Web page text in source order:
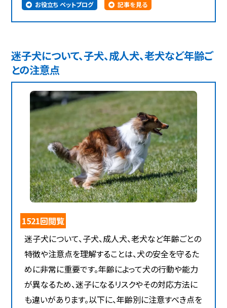
お役立ち ペットブログ 記事を見る
迷子犬について、子犬、成人犬、老犬など年齢ご
との注意点
1521回閲覧
迷子犬について、子犬、成人犬、老犬など年齢ごとの
特徴や注意点を理解することは、犬の安全を守るた
めに非常に重要です。年齢によって犬の行動や能力
が異なるため、迷子になるリスクやその対応方法に
も違いがあります。以下に、年齢別に注意すべき点を